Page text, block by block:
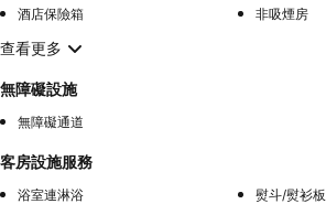
酒店保險箱
非吸煙房
查看更多
無障礙設施
無障礙通道
客房設施服務
浴室連淋浴
熨斗/熨衫板